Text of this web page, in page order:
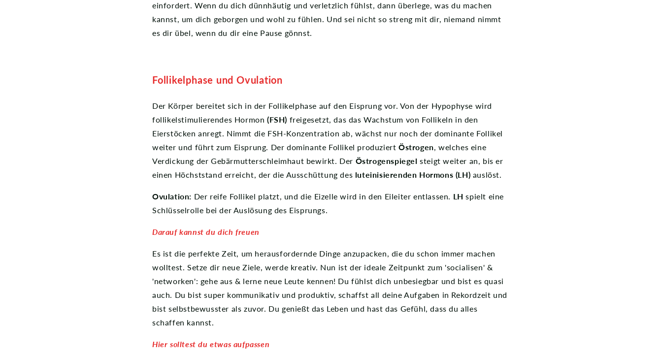
einfordert. Wenn du dich dünnhäutig und verletzlich fühlst, dann überlege, was du machen
kannst, um dich geborgen und wohl zu fühlen. Und sei nicht so streng mit dir, niemand nimmt
es dir übel, wenn du dir eine Pause gönnst.
Follikelphase und Ovulation
Der Körper bereitet sich in der Follikelphase auf den Eisprung vor. Von der Hypophyse wird
follikelstimulierendes Hormon(FSH) freigesetzt, das das Wachstum von Follikeln in den
Eierstöcken anregt. Nimmt die FSH-Konzentration ab, wächst nur noch der dominante Follikel
weiter und führt zum Eisprung. Der dominante Follikel produziertÖstrogen, welches eine
Verdickung der Gebärmutterschleimhaut bewirkt. Der Östrogenspiegel steigt weiter an, bis er
einen Höchststand erreicht, der die Ausschüttung des luteinisierenden Hormons (LH) auslöst.
Ovulation: Der reife Follikel platzt, und die Eizelle wird in den Eileiter entlassen. LH spielt eine
Schlüsselrolle bei der Auslösung des Eisprungs.
Darauf kannst du dich freuen
Es ist die perfekte Zeit, um herausfordernde Dinge anzupacken, die du schon immer machen
wolltest. Setze dir neue Ziele, werde kreativ. Nun ist der ideale Zeitpunkt zum 'socialisen' &
'networken': gehe aus & lerne neue Leute kennen! Du fühlst dich unbesiegbar und bist es quasi
auch. Du bist super kommunikativ und produktiv, schaffst all deine Aufgaben in Rekordzeit und
bist selbstbewusster als zuvor. Du genießt das Leben und hast das Gefühl, dass du alles
schaffen kannst.
Hier solltest du etwas aufpassen